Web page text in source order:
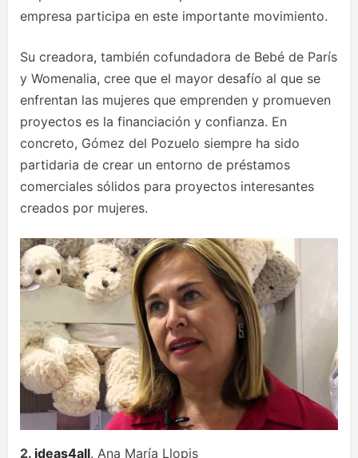
empresa participa en este importante movimiento.
Su creadora, también cofundadora de Bebé de París
y Womenalia, cree que el mayor desafío al que se
enfrentan las mujeres que emprenden y promueven
proyectos es la financiación y confianza. En
concreto, Gómez del Pozuelo siempre ha sido
partidaria de crear un entorno de préstamos
comerciales sólidos para proyectos interesantes
creados por mujeres.
2. ideas4all. Ana María Llopis